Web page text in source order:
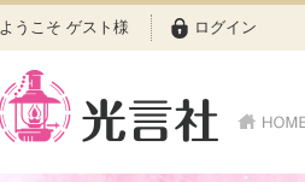
ようこそ ゲスト様 ログイン